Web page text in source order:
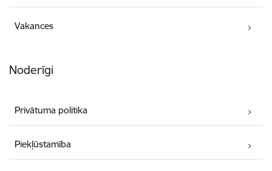
Vakances
Noderīgi
Privātuma politika
Piekļūstamība